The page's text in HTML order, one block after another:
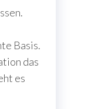
Basis.
das
es